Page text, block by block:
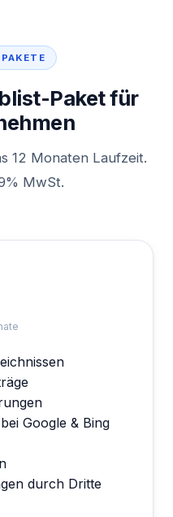
Paket für
12 Monaten Laufzeit.
MwSt.
Google & Bing
durch Dritte